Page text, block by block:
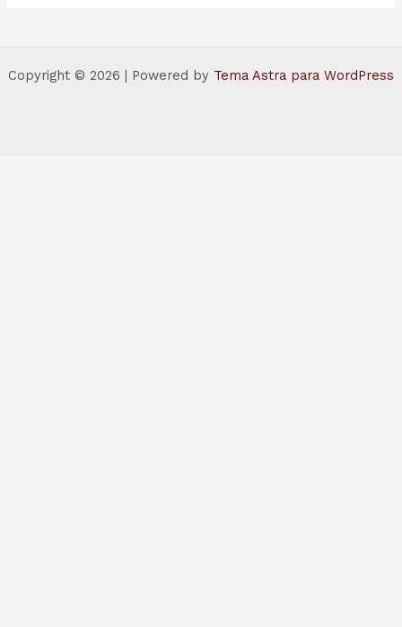
Copyright © 2026 | Powered by Tema Astra para WordPress